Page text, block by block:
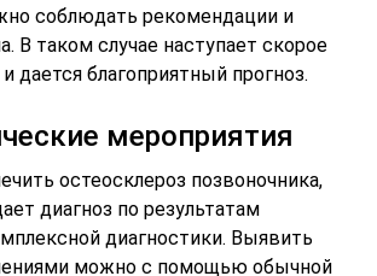
соблюдать рекомендации и
В таком случае наступает скорое
дается благоприятный прогноз.
мероприятия
остеосклероз позвоночника,
диагноз по результатам
диагностики. Выявить
можно с помощью обычной